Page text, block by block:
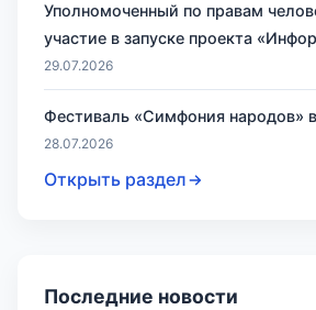
Уполномоченный по правам
участие в запуске проекта
29.07.2026
Фестиваль «Симфония народов»
28.07.2026
Открыть раздел
Последние новости